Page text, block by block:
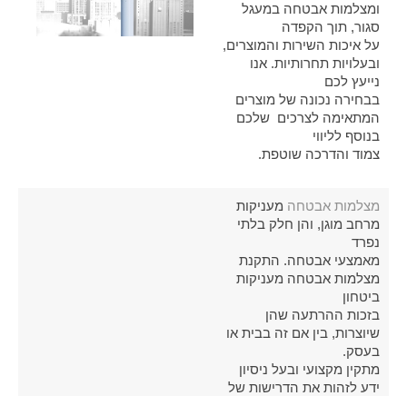
ומצלמות אבטחה במעגל
סגור, תוך הקפדה
על איכות השירות והמוצרים,
ובעלויות תחרותיות. אנו
נייעץ לכם
בבחירה נכונה של מוצרים
המתאימה לצרכים שלכם
בנוסף לליווי
צמוד והדרכה שוטפת.
מצלמות אבטחה מעניקות
מרחב מוגן, והן חלק בלתי
נפרד
מאמצעי אבטחה. התקנת
מצלמות אבטחה מעניקות
ביטחון
בזכות ההרתעה שהן
שיוצרות, בין אם זה בבית או
בעסק.
מתקין מקצועי ובעל ניסיון
ידע לזהות את הדרישות של